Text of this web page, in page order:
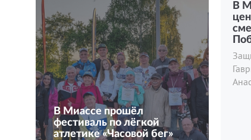
В Миассе прошёл
фестиваль по лёгкой
атлетике «Часовой бег»
В